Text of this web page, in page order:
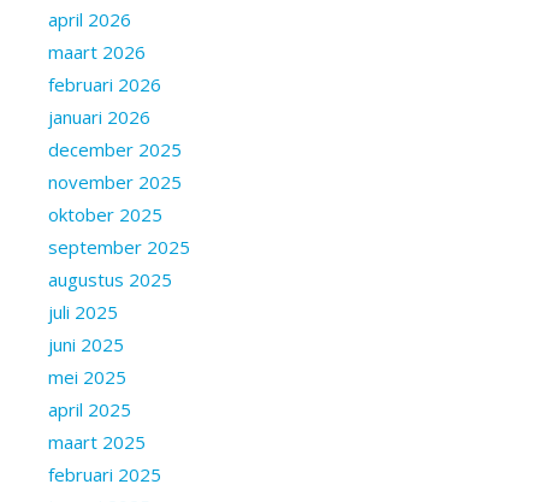
april 2026
maart 2026
februari 2026
januari 2026
december 2025
november 2025
oktober 2025
september 2025
augustus 2025
juli 2025
juni 2025
mei 2025
april 2025
maart 2025
februari 2025